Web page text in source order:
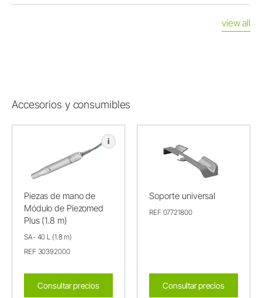
view all
Accesorios y consumibles
i
Piezas de mano de
Módulo de Piezomed
Plus (1.8 m)
SA- 40 L (1.8 m)
REF 30392000
Consultar precios
Soporte universal
REF 07721800
Consultar precios